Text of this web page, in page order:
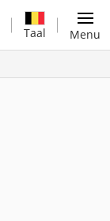
Taal Menu